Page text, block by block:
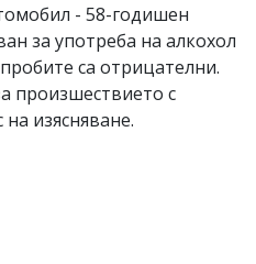
- 58-годишен
за употреба на алкохол
са отрицателни.
произшествието с
изясняване.